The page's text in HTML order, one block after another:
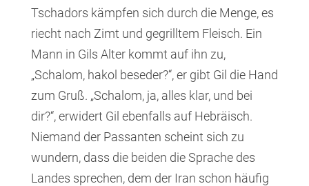
Tschadors kämpfen sich durch die Menge, es
riecht nach Zimt und gegrilltem Fleisch. Ein
Mann in Gils Alter kommt auf ihn zu,
„Schalom, hakol beseder?“, er gibt Gil die Hand
zum Gruß. „Schalom, ja, alles klar, und bei
dir?“, erwidert Gil ebenfalls auf Hebräisch.
Niemand der Passanten scheint sich zu
wundern, dass die beiden die Sprache des
Landes sprechen, dem der Iran schon häufig